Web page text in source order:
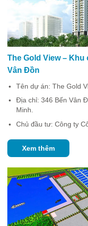
The Gold View –
Vân Đồn
Tên dự án: The Gold
Địa chỉ:346 Bến Vân
Minh.
Chủ đầu tư: Công ty
Xem thêm